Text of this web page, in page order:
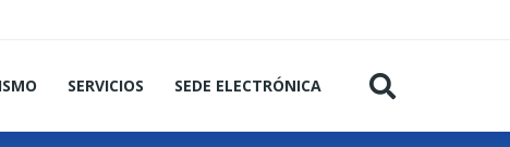
SERVICIOS SEDE ELECTRÓNICA